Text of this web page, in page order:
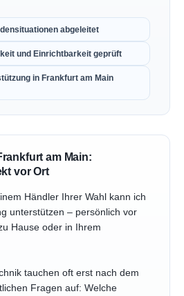
abgeleitet
und Einrichtbarkeit geprüft
in Frankfurt am Main
am Main:
vor Ort
Händler Ihrer Wahl kann ich
unterstützen – persönlich vor
Hause oder in Ihrem
tauchen oft erst nach dem
Fragen auf: Welche